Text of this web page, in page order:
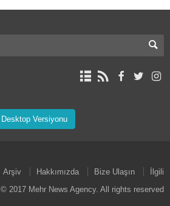
Desktop Versiyonu
Arşiv Hakkımızda Bize Ulaşın
İlgili
© 2017 Mehr News Agency. All rights reserved